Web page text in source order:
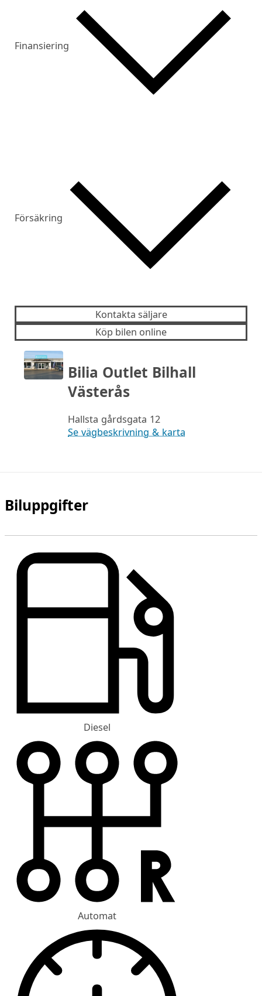
Finansiering
Försäkring
Kontakta säljare
Köp bilen online
Bilia Outlet Bilhall
Västerås
Hallsta gårdsgata 12
Se vägbeskrivning & karta
Biluppgifter
Diesel
Automat